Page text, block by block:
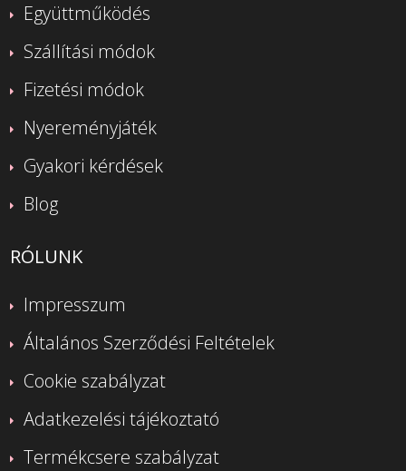
Együttműködés
Szállítási módok
Fizetési módok
Nyereményjáték
Gyakori kérdések
Blog
RÓLUNK
Impresszum
Általános Szerződési Feltételek
Cookie szabályzat
Adatkezelési tájékoztató
Termékcsere szabályzat